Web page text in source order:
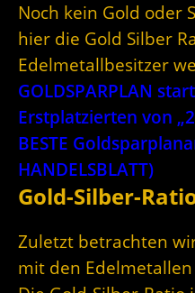
Noch kein Gold oder
hier die Gold Silber
Edelmetallbesitzer
GOLDSPARPLAN
Erstplatzierten von
BESTE
HANDELSBLATT)
Gold-Silber-
Zuletzt betrachten
mit den